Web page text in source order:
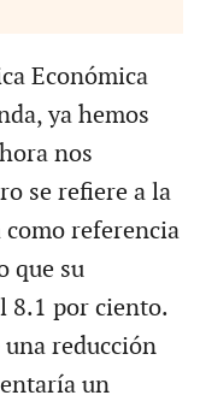
Económica
ya hemos
nos
se refiere a la
como referencia
que su
8.1 por ciento.
reducción
un